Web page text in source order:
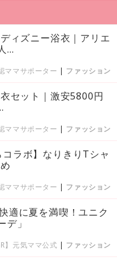
ィズニー浴衣｜アリエ
...
ママサポーター | ファッション
セット｜激安5800円
ママサポーター | ファッション
コラボ】なりきりTシャ
ママサポーター | ファッション
適に夏を満喫！ユニク
デ」
】元気ママ公式 | ファッション